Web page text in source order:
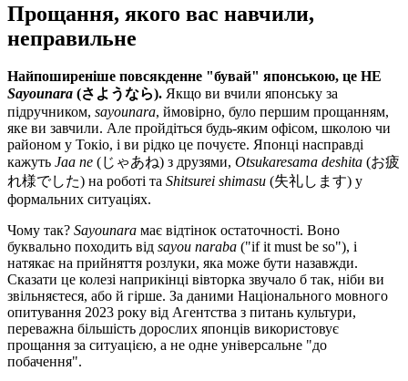
Прощання, якого вас навчили,
неправильне
Найпоширеніше повсякденне "бувай" японською, це НЕ
Sayounara (さようなら). Якщо ви вчили японську за
підручником, sayounara, ймовірно, було першим прощанням,
яке ви завчили. Але пройдіться будь-яким офісом, школою чи
районом у Токіо, і ви рідко це почуєте. Японці насправді
кажуть Jaa ne (じゃあね) з друзями, Otsukaresama deshita (お疲
れ様でした) на роботі та Shitsurei shimasu (失礼します) у
формальних ситуаціях.
Чому так? Sayounara має відтінок остаточності. Воно
буквально походить від sayou naraba ("if it must be so"), і
натякає на прийняття розлуки, яка може бути назавжди.
Сказати це колезі наприкінці вівторка звучало б так, ніби ви
звільняєтеся, або й гірше. За даними Національного мовного
опитування 2023 року від Агентства з питань культури,
переважна більшість дорослих японців використовує
прощання за ситуацією, а не одне універсальне "до
побачення".